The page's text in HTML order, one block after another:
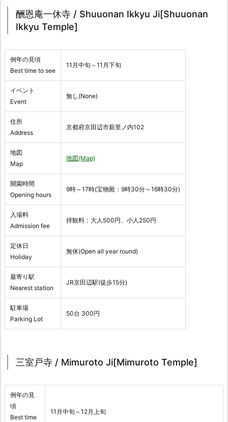
酬恩庵一休寺 / Shuuonan Ikkyu Ji[Shuuonan
Ikkyu Temple]
例年の見頃
Best time to see
11月中旬～11月下旬
イベント
Event
無し(None)
住所
Address
京都府京田辺市薪里ノ内102
地図
Map
地図(Map)
開園時間
Opening hours
9時～17時(宝物殿：9時30分～16時30分)
入場料
Admission fee
拝観料：大人500円、小人250円
定休日
Holiday
無休(Open all year round)
最寄り駅
Nearest station
JR京田辺駅(徒歩15分)
駐車場
Parking Lot
50台 300円
三室戸寺 / Mimuroto Ji[Mimuroto Temple]
例年の見
頃
Best time
11月中旬～12月上旬